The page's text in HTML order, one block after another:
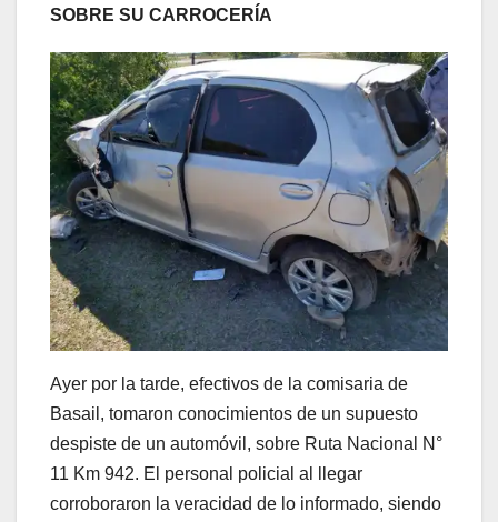
SOBRE SU CARROCERÍA
Ayer por la tarde, efectivos de la comisaria de
Basail, tomaron conocimientos de un supuesto
despiste de un automóvil, sobre Ruta Nacional N°
11 Km 942. El personal policial al llegar
corroboraron la veracidad de lo informado, siendo